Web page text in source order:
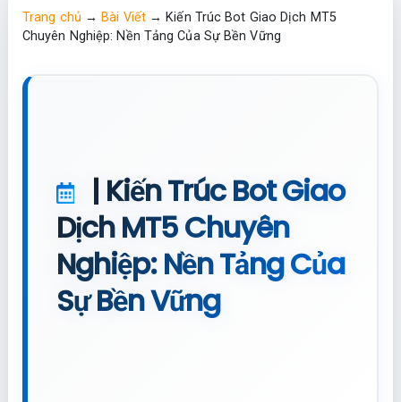
Trang chủ →Bài Viết→Kiến Trúc Bot Giao Dịch MT5
Chuyên Nghiệp: Nền Tảng Của Sự Bền Vững
| Kiến Trúc Bot Giao
Dịch MT5 Chuyên
Nghiệp: Nền Tảng Của
Sự Bền Vững